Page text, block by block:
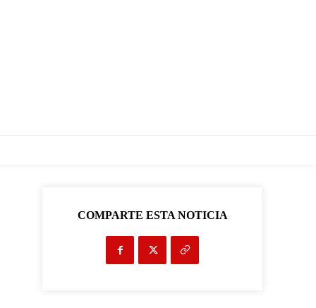
COMPARTE ESTA NOTICIA